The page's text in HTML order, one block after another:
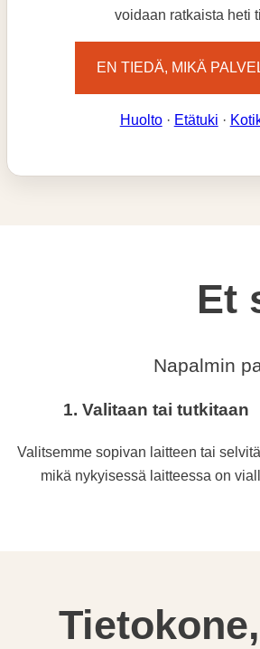
voidaan ratkaista heti
EN TIEDÄ, MIKÄ
Huolto· Etätuki ·
Et
Napalmin
1. Valitaan tai tutkitaan
Valitsemme sopivan laitteen tai
mikä nykyisessä laitteessa on